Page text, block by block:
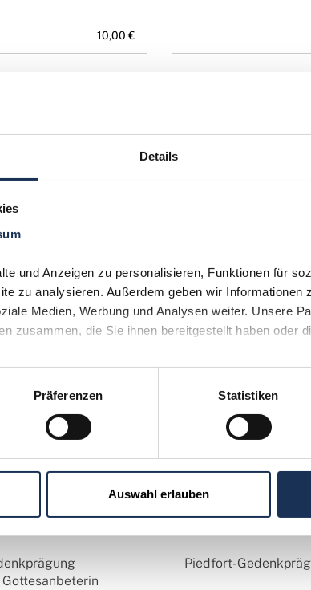
Details
und Anzeigen zu personalisieren, Funktionen für
zu analysieren. Außerdem geben wir Informationen
Medien, Werbung und Analysen weiter. Unsere
zusammen, die Sie ihnen bereitgestellt haben oder
Präferenzen Statistiken
Auswahl erlauben
10,00 €
Drache
54,95 €
Gold-
Piedfort-